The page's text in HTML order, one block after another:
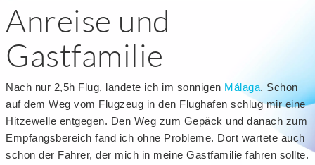
Anreise und
Gastfamilie
Nach nur 2,5h Flug, landete ich im sonnigen Málaga. Schon
auf dem Weg vom Flugzeug in den Flughafen schlug mir eine
Hitzewelle entgegen. Den Weg zum Gepäck und danach zum
Empfangsbereich fand ich ohne Probleme. Dort wartete auch
schon der Fahrer, der mich in meine Gastfamilie fahren sollte.